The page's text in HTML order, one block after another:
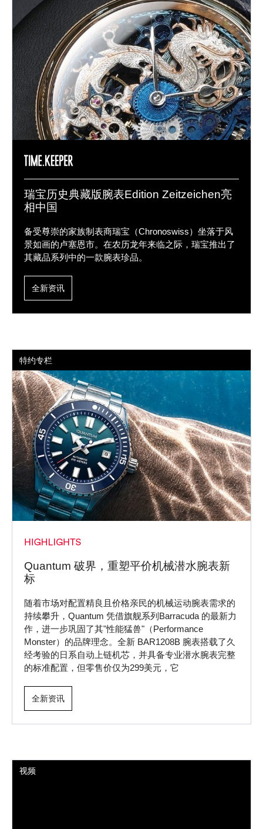
瑞宝历史典藏版腕表Edition Zeitzeichen亮
相中国
备受尊崇的家族制表商瑞宝（Chronoswiss）坐落于风
景如画的卢塞恩市。在农历龙年来临之际，瑞宝推出了
其藏品系列中的一款腕表珍品。
全新资讯
特约专栏
Quantum 破界，重塑平价机械潜水腕表新
标
随着市场对配置精良且价格亲民的机械运动腕表需求的
持续攀升，Quantum 凭借旗舰系列Barracuda 的最新力
作，进一步巩固了其"性能猛兽"（Performance
Monster）的品牌理念。全新 BAR1208B 腕表搭载了久
经考验的日系自动上链机芯，并具备专业潜水腕表完整
的标准配置，但零售价仅为299美元，它
全新资讯
视频